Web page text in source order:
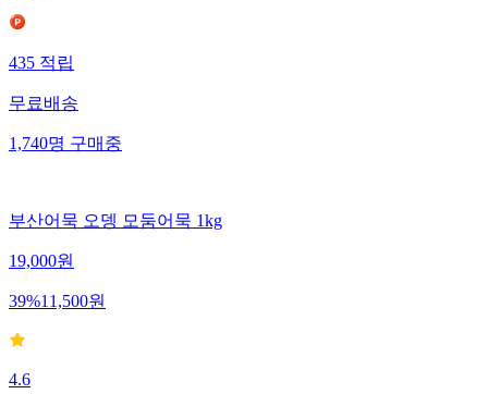
435적립
무료배송
1,740명구매중
부산어묵 오뎅 모둠어묵 1kg
19,000원
39%11,500원
4.6